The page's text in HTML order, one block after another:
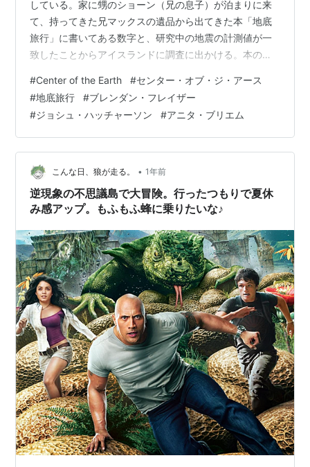
している。家に甥のショーン（兄の息子）が泊まりに来
て、持ってきた兄マックスの遺品から出てきた本「地底
旅行」に書いてある数字と、研究中の地震の計測値が一
致したことからアイスランドに調査に出かける。本のメ
娘のハンナが山岳ガイドをしていた。ハンナをガイドに
山を調査していたところ、落雷に見舞われ、洞窟に避難
するが出られなくなる。洞窟は古い鉱山跡で、捜索をす
るうちに足場が割れてしまい地底へと落下してしまう。
地底では兄のマックスが生活していた形跡を発見する
が、兄はすでに亡くなっていた。本によれば地底の海の
北…
#Center of the Earth #センター・オブ・ジ・アース
#地底旅行 #ブレンダン・フレイザー
#ジョシュ・ハッチャーソン #アニタ・ブリエム
こんな日、狼が走る。 • 1年前
逆現象の不思議島で大冒険。行ったつもりで夏休
み感アップ。もふもふ蜂に乗りたいな♪